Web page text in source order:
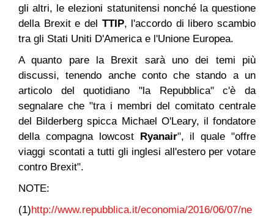
gli altri, le elezioni statunitensi nonché la questione
della Brexit e del TTIP, l'accordo di libero scambio
tra gli Stati Uniti D'America e l'Unione Europea.
A quanto pare la Brexit sarà uno dei temi più
discussi, tenendo anche conto che stando a un
articolo del quotidiano "la Repubblica" c'è da
segnalare che "tra i membri del comitato centrale
del Bilderberg spicca Michael O'Leary, il fondatore
della compagna lowcost
Ryanair", il quale "offre
viaggi scontati a tutti gli inglesi all'estero per votare
contro Brexit".
NOTE:
(1)http://www.repubblica.it/economia/2016/06/07/ne